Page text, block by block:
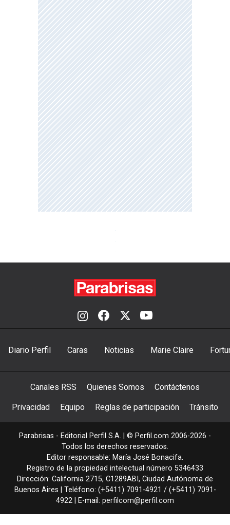
Diario Perfil Caras Noticias Marie Claire
Canales RSS Quienes Somos Contáctenos
Privacidad Equipo Reglas de participación Tránsito
Parabrisas - Editorial Perfil S.A. | © Perfil.com 2006-2026 -
Todos los derechos reservados.
Editor responsable: María José Bonacifa.
Registro de la propiedad intelectual número 5346433
Dirección: California 2715, C1289ABI , Ciudad Autónoma de
Buenos Aires | Teléfono: (+5411) 7091-4921 / (+5411) 7091-
4922 | E-mail: perfilcom@perfil.com